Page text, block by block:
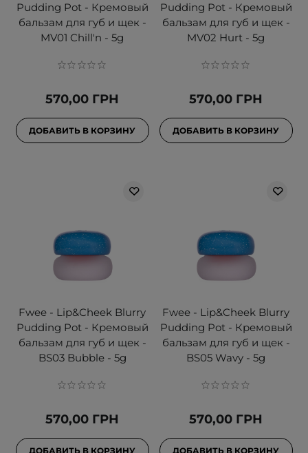
Pudding Pot - Кремовый
бальзам для губ и щек -
MV01 Chill'n - 5g
570,00 ГРН
ДОБАВИТЬ В КОРЗИНУ
Pudding Pot - Кремовый
бальзам для губ и щек -
MV02 Hurt - 5g
570,00 ГРН
ДОБАВИТЬ В КОРЗИНУ
Fwee - Lip&Cheek Blurry
Pudding Pot - Кремовый
бальзам для губ и щек -
BS03 Bubble - 5g
570,00 ГРН
ДОБАВИТЬ В КОРЗИНУ
Fwee - Lip&Cheek Blurry
Pudding Pot - Кремовый
бальзам для губ и щек -
BS05 Wavy - 5g
570,00 ГРН
ДОБАВИТЬ В КОРЗИНУ